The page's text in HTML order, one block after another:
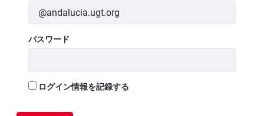
パスワード
ログイン情報を記録する